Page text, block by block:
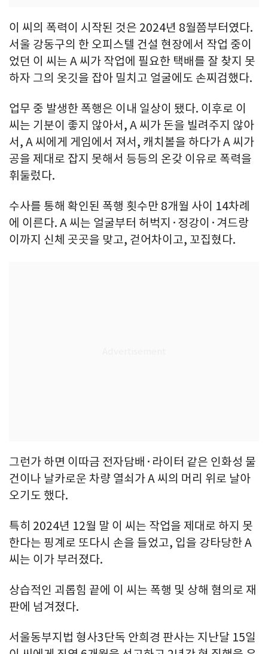
이 씨의 폭력이 시작된 것은 2024년 8월쯤부터였다.
서울 강동구의 한 오피스텔 건설 현장에서 작업 중이
었던 이 씨는 A 씨가 작업에 필요한 택배를 잘 찾지 못
하자 그의 옷깃을 잡아 밀치고 얼굴에도 손찌검했다.
업무 중 발생한 폭행은 이내 일상이 됐다. 이후로 이
씨는 기분이 좋지 않아서, A 씨가 돈을 빌려주지 않아
서, A 씨에게 게임에서 져서, 캐치볼을 하다가 A 씨가
공을 제대로 잡지 못해서 등등의 온갖 이유로 폭력을
휘둘렀다.
수사를 통해 확인된 폭행 횟수만 8개월 사이 14차례
에 이른다. A 씨는 얼굴부터 허벅지·정강이·겨드랑
이까지 신체 곳곳을 맞고, 걷어차이고, 꼬집혔다.
그런가 하면 이따금 전자담배·라이터 같은 인화성 물
건이나 날카로운 차량 열쇠가 A 씨의 머리 위로 날아
오기도 했다.
특히 2024년 12월 말 이 씨는 작업을 제대로 하지 못
한다는 핑계로 또다시 손을 들었고, 입을 강타당한 A
씨는 이가 부러졌다.
상습적인 괴롭힘 끝에 이 씨는 폭행 및 상해 혐의로 재
판에 넘겨졌다.
서울동부지법 형사3단독 안희경 판사는 지난달 15일